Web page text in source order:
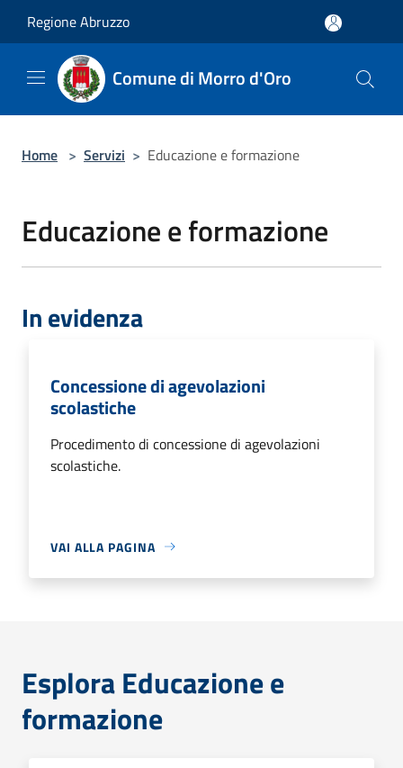
Regione Abruzzo
Comune di Morro d'Oro
Home > Servizi > Educazione e formazione
Educazione e formazione
In evidenza
Concessione di agevolazioni
scolastiche
Procedimento di concessione di agevolazioni
scolastiche.
VAI ALLA PAGINA
Esplora Educazione e
formazione